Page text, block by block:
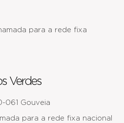
para a rede fixa
Verdes
061 Gouveia
para a rede fixa nacional